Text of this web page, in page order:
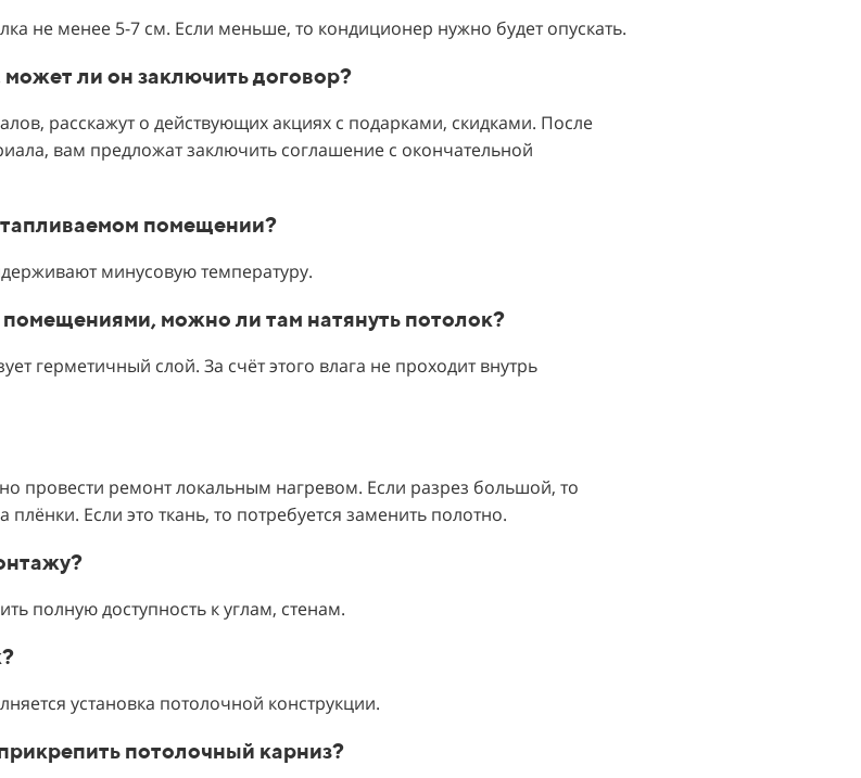
не менее 5-7 см. Если меньше, то кондиционер нужно будет опускать.
ли он заключить договор?
расскажут о действующих акциях с подарками, скидками. После
вам предложат заключить соглашение с окончательной
помещении?
минусовую температуру.
можно ли там натянуть потолок?
герметичный слой. За счёт этого влага не проходит внутрь
провести ремонт локальным нагревом. Если разрез большой, то
Если это ткань, то потребуется заменить полотно.
полную доступность к углам, стенам.
установка потолочной конструкции.
потолочный карниз?